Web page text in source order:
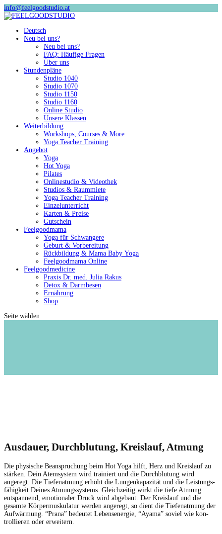
info@feelgoodstudio.at
Deutsch
Neu bei uns?
Neu bei uns?
FAQ: Häufige Fragen
Über uns
Stundenpläne
Studio 1040
Studio 1070
Studio 1150
Studio 1160
Online Studio
Unsere Klassen
Weiterbildung
Workshops, Courses & More
Yoga Teacher Training
Angebot
Yoga
Hot Yoga
Pilates
Onlinestudio & Videothek
Studios & Raummiete
Yoga Teacher Training
Einzelunterricht
Karten & Preise
Gutschein
Feelgoodmama
Yoga für Schwangere
Geburt & Vorbereitung
Rückbildung & Mama Baby Yoga
Feelgoodmama Online
Feelgoodmedicine
Praxis Dr. med. Julia Rakus
Detox & Darmbesen
Ernährung
Shop
Seite wählen
Ausdauer, Durchblutung, Kreislauf, Atmung
Die physis­che Beanspruchung beim Hot Yoga hil­ft, Herz und Kreis­lauf zu
stärken. Dein Atem­sys­tem wird trainiert und die Durch­blu­tung wird
angeregt. Die Tiefe­nat­mung erhöht die Lun­genka­paz­ität und die Leis­tungs­
fähigkeit Deines Atmungssys­tems. Gle­ichzeit­ig wirkt die tiefe Atmung
entspan­nend, emo­tionaler Druck wird abge­baut. Der Kreis­lauf und die
gesamte Kör­per­musku­latur wer­den angeregt, so dient die Tiefe­nat­mung der
Aufwär­mung. “Prana” bedeutet Lebensen­ergie, “Aya­ma” soviel wie kon­
trol­lieren oder erweitern.